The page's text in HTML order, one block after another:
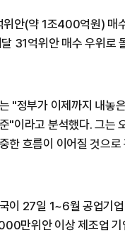
안(약 1조400억원) 매
31억위안 매수 우위로
"정부가 이제까지 내놓
"이라고 분석했다. 그는
한 흐름이 이어질 것으로
이 27일 1~6월 공업기
만위안 이상 제조업